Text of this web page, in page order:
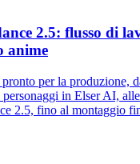
2.5: flusso di
anime
per la produzione,
in Elser AI,
2.5, fino al montaggio